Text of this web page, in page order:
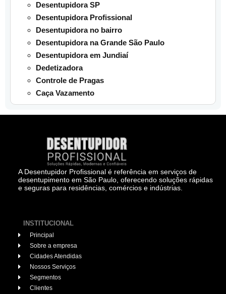
Desentupidora SP
Desentupidora Profissional
Desentupidora no bairro
Desentupidora na Grande São Paulo
Desentupidora em Jundiaí
Dedetizadora
Controle de Pragas
Caça Vazamento
A Desentupidor Profissional é referência em serviços de
desentupimento em São Paulo, oferecendo soluções rápidas
e seguras para residências, comércios e indústrias.
INSTITUCIONAL
Principal
Sobre a empresa
Cidades Atendidas
Nossos Serviços
Segmentos
Clientes